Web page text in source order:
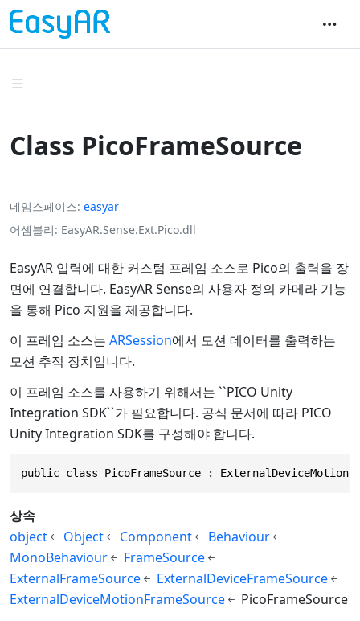
Class PicoFrameSource
네임스페이스 easyar
어셈블리 EasyAR.Sense.Ext.Pico.dll
EasyAR 입력에 대한 커스텀 프레임 소스로 Pico의 출력을 장
면에 연결합니다. EasyAR Sense의 사용자 정의 카메라 기능
을 통해 Pico 지원을 제공합니다.
이 프레임 소스는 ARSession에서 모션 데이터를 출력하는
모션 추적 장치입니다.
이 프레임 소스를 사용하기 위해서는 ``PICO Unity
Integration SDK``가 필요합니다. 공식 문서에 따라 PICO
Unity Integration SDK를 구성해야 합니다.
public class PicoFrameSource :
상속
object
Object Component
Behaviour
MonoBehaviour
FrameSource
ExternalFrameSource
ExternalDeviceFrameSource
ExternalDeviceMotionFrameSource
PicoFrameSource